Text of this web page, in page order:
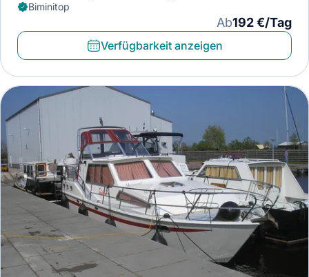
Biminitop
Ab192 €/Tag
Verfügbarkeit anzeigen